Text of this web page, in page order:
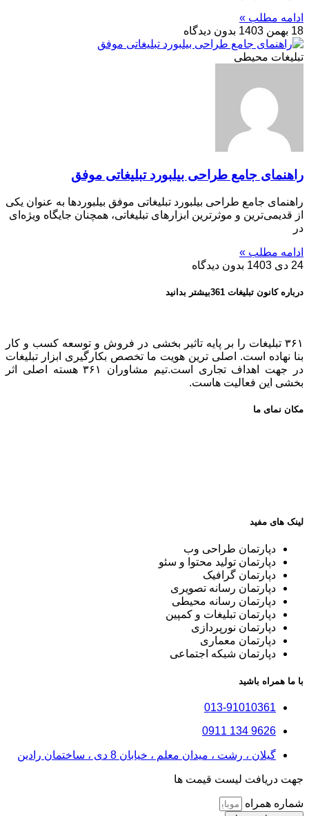
ادامه مطلب »
18 بهمن 1403
بدون دیدگاه
تبلیغات محیطی
راهنمای جامع طراحی بیلبورد تبلیغاتی موفق
راهنمای جامع طراحی بیلبورد تبلیغاتی موفق بیلبوردها به عنوان یکی
از قدیمی‌ترین و موثرترین ابزارهای تبلیغاتی، همچنان جایگاه ویژه‌ای
در
ادامه مطلب »
24 دی 1403
بدون دیدگاه
درباره کانون تبلیغات 361بیشتر بدانید
۳۶۱ تبلیغات را بر پایه تاثیر بخشی در فروش و توسعه کسب و کار
بنا نهاده است. اصلی ترین هویت ما تخصص بکارگیری ابزار تبلیغات
در جهت اهداف تجاری است.تیم مشاوران ۳۶۱ هسته اصلی اثر
بخشی این فعالیت هاست.
مکان نمای ما
لینک های مفید
دپارتمان طراحی وب
دپارتمان تولید محتوا و سئو
دپارتمان گرافیک
دپارتمان رسانه تصویری
دپارتمان رسانه محیطی
دپارتمان تبلیغات و کمپین
دپارتمان نورپردازی
دپارتمان معماری
دپارتمان شبکه اجتماعی
با ما همراه باشید
013-91010361
9626 134 0911
گیلان ، رشت ، میدان معلم ، خیابان 8 دی ، ساختمان رادین
جهت دریافت لیست قیمت ها
شماره همراه